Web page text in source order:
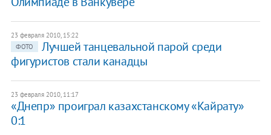
23 февраля 2010, 15:22
ФОТО
Лучшей танцевальной парой среди
фигуристов стали канадцы
23 февраля 2010, 11:17
«Днепр» проиграл казахстанскому «Кайрату»
0:1